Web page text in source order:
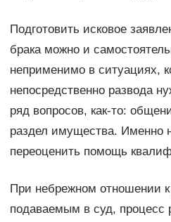
Подготовить исковое
брака можно и
неприменимо в ситуациях,
непосредственно развода
ряд вопросов, как-то:
раздел имущества. Именно
переоценить помощь
При небрежном отношении
подаваемым в суд, процесс